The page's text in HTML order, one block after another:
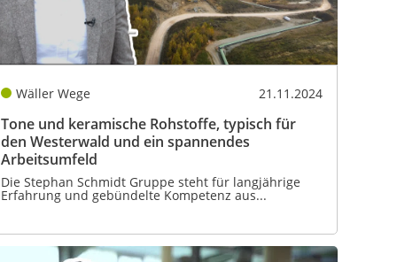
Wäller Wege 21.11.2024
Tone und keramische Rohstoffe, typisch für
den Westerwald und ein spannendes
Arbeitsumfeld
Die Stephan Schmidt Gruppe steht für langjährige
Erfahrung und gebündelte Kompetenz aus...